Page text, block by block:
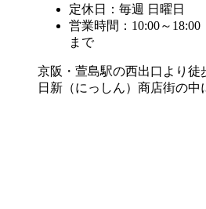
定休日：毎週 日曜日
営業時間：10:00～
まで
京阪・萱島駅の西出口より徒
日新（にっしん）商店街の中